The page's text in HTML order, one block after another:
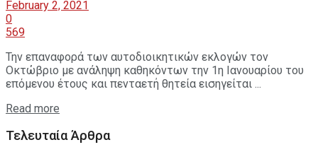
February 2, 2021
0
569
Την επαναφορά των αυτοδιοικητικών εκλογών τον
Οκτώβριο με ανάληψη καθηκόντων την 1η Ιανουαρίου του
επόμενου έτους και πενταετή θητεία εισηγείται ...
Read more
Τελευταία Άρθρα